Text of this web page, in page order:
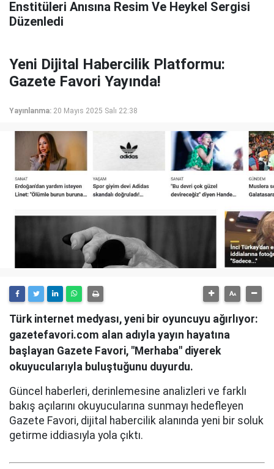
Enstitüleri Anısına Resim Ve Heykel Sergisi
Düzenledi
Yeni Dijital Habercilik Platformu:
Gazete Favori Yayında!
Yayınlanma: 20 Mayıs 2025 Salı 22:38
Türk internet medyası, yeni bir oyuncuyu ağırlıyor:
gazetefavori.com alan adıyla yayın hayatına
başlayan Gazete Favori, "Merhaba" diyerek
okuyucularıyla buluştuğunu duyurdu.
Güncel haberleri, derinlemesine analizleri ve farklı
bakış açılarını okuyucularına sunmayı hedefleyen
Gazete Favori, dijital habercilik alanında yeni bir soluk
getirme iddiasıyla yola çıktı.